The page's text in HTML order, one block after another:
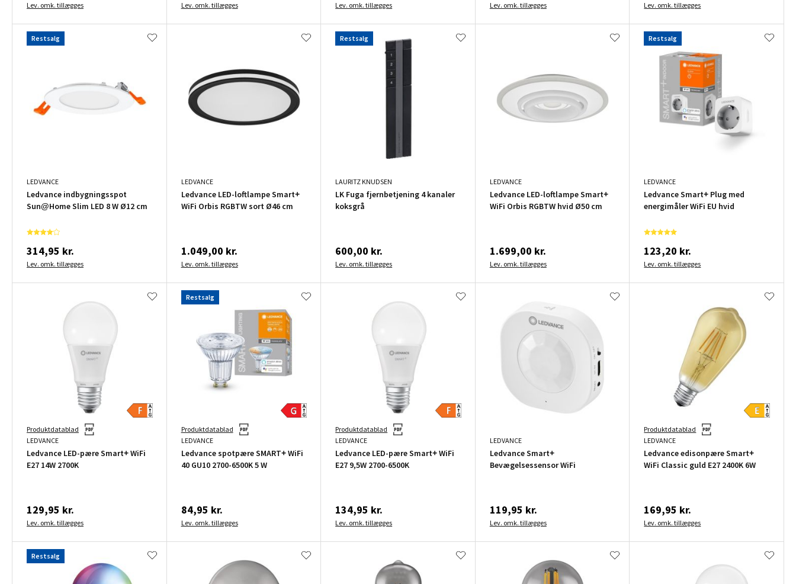
Lev. omk. tillægges Lev. omk. tillægges Lev. omk. tillægges Lev. omk. tillægges Lev. omk. tillægges
Restsalg
LEDVANCE
Ledvance indbygningsspot
Sun@Home Slim LED 8 W Ø12 cm
314,95 kr.
Lev. omk. tillægges
LEDVANCE
Ledvance LED-loftlampe Smart+
WiFi Orbis RGBTW sort Ø46 cm
1.049,00 kr.
Lev. omk. tillægges
Restsalg
LAURITZ KNUDSEN
LK Fuga fjernbetjening 4 kanaler
koksgrå
600,00 kr.
Lev. omk. tillægges
LEDVANCE
Ledvance LED-loftlampe Smart+
WiFi Orbis RGBTW hvid Ø50 cm
1.699,00 kr.
Lev. omk. tillægges
Restsalg
LEDVANCE
Ledvance Smart+ Plug med
energimåler WiFi EU hvid
123,20 kr.
Lev. omk. tillægges
Produktdatablad
LEDVANCE
Ledvance LED-pære Smart+ WiFi
E27 14W 2700K
129,95 kr.
Lev. omk. tillægges
Produktdatablad
Restsalg
LEDVANCE
Ledvance spotpære SMART+ WiFi
40 GU10 2700-6500K 5 W
84,95 kr.
Lev. omk. tillægges
Produktdatablad
LEDVANCE
Ledvance LED-pære Smart+ WiFi
E27 9,5W 2700-6500K
134,95 kr.
Lev. omk. tillægges
LEDVANCE
Ledvance Smart+
Bevægelsessensor WiFi
119,95 kr.
Lev. omk. tillægges
Produktdatablad
LEDVANCE
Ledvance edisonpære Smart+
WiFi Classic guld E27 2400K 6W
169,95 kr.
Lev. omk. tillægges
Restsalg